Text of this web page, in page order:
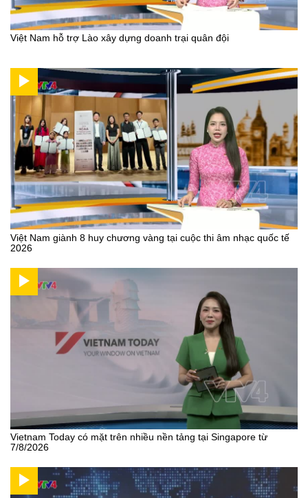
Việt Nam hỗ trợ Lào xây dựng doanh trại quân đội
Việt Nam giành 8 huy chương vàng tại cuộc thi âm nhạc quốc tế
2026
Vietnam Today có mặt trên nhiều nền tảng tại Singapore từ
7/8/2026